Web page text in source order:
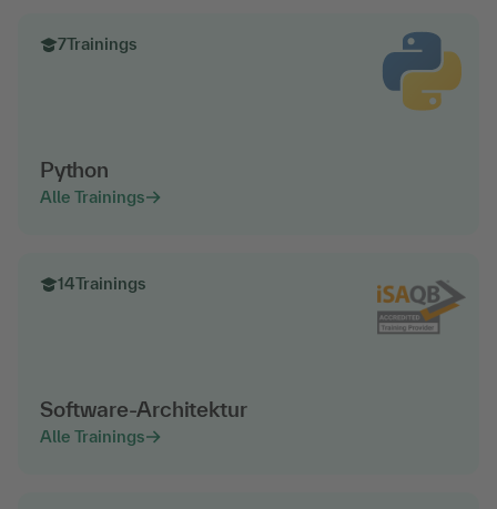
7Trainings
Python
Alle Trainings
14Trainings
Software-Architektur
Alle Trainings